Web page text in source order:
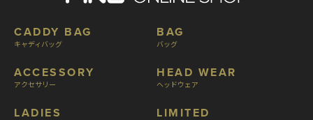
CADDY BAG
キャディバッグ
ACCESSORY
アクセサリー
LADIES
BAG
バッグ
HEAD WEAR
ヘッドウェア
LIMITED